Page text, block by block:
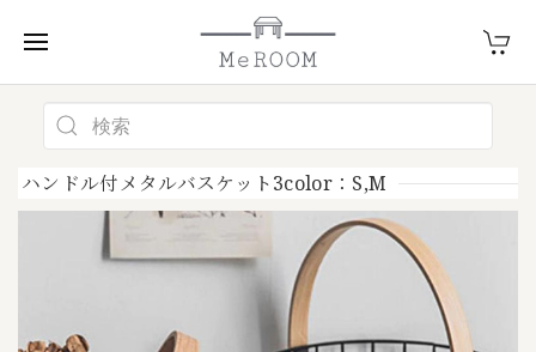
ハンドル付メタルバスケット3color：S,M